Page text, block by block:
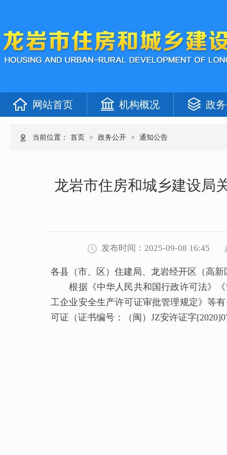
网站首页 机构概况 政
当前位置： 首页 > 政务公开 > 通知公告
龙岩市住房和城乡建设局
发布时间：2025-09-08 16:45
各县（市、区）住建局、龙岩经开区（高
根据《中华人民共和国行政许可法》《
工企业安全生产许可证审批管理规定》等
可证（证书编号：（闽）JZ安许证字